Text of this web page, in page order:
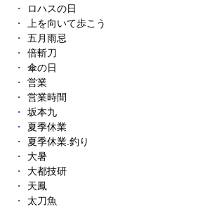
ロハスの日
上を向いて歩こう
五月雨忌
倍斬刀
傘の日
営業
営業時間
坂本九
夏季休業
夏季休業.釣り
大暑
大都技研
天鳳
太刀魚